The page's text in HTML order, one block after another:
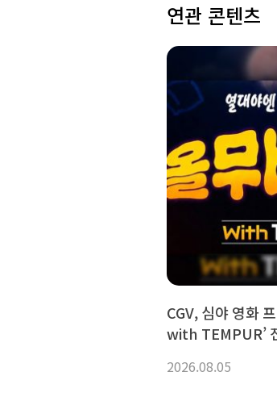
연관 콘텐츠
CGV, 심야 영화
with TEMPUR’
2026.08.05